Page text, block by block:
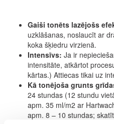
Gaiši tonēts lazējošs
uzklāšanas, noslaucīt ar
koka šķiedru virzienā.
Intensīvs: Ja ir
intensitāte, atkārtot
kārtas.) Attiecas tikai uz
Kā tonējoša grunts
24 stundas (12 stundu
apm. 35 ml/m2 ar
apm. 8 – 10 stundas;